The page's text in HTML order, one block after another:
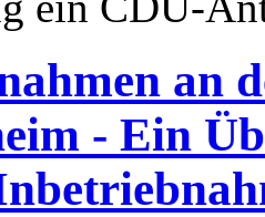
an
- Ein